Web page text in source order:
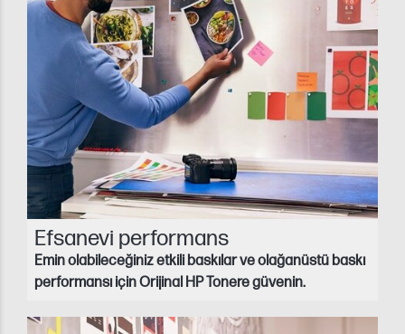
Efsanevi performans
Emin olabileceğiniz etkili baskılar ve olağanüstü baskı
performansı için Orijinal HP Tonere güvenin.